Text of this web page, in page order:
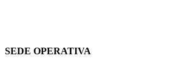
SEDE OPERATIVA